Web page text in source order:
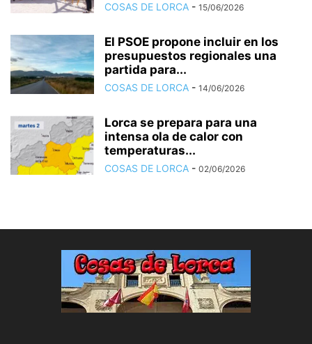
COSAS DE LORCA - 15/06/2026
El PSOE propone incluir en los
presupuestos regionales una
partida para...
COSAS DE LORCA - 14/06/2026
Lorca se prepara para una
intensa ola de calor con
temperaturas...
COSAS DE LORCA - 02/06/2026